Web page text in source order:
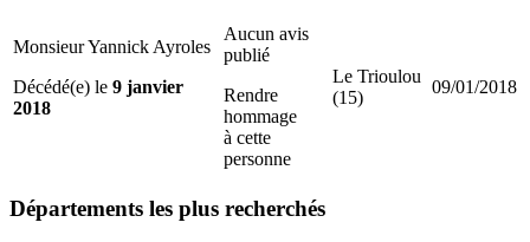
Monsieur Yannick Ayroles
Décédé(e) le 9 janvier
2018
Aucun avis
publié
Rendre
hommage
à cette
personne
Le Trioulou
(15)
09/01/2018
Départements les plus recherchés